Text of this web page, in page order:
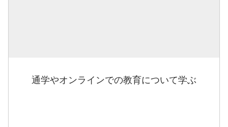
通学やオンラインでの教育について学ぶ